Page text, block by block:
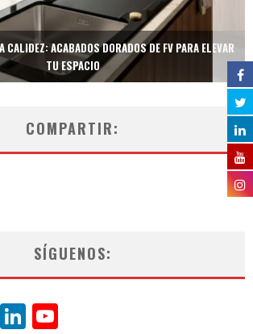
CALIDEZ: ACABADOS DORADOS DE FV PARA ELEVAR
TU ESPACIO
COMPARTIR:
SÍGUENOS:
Instagram
LinkedIn